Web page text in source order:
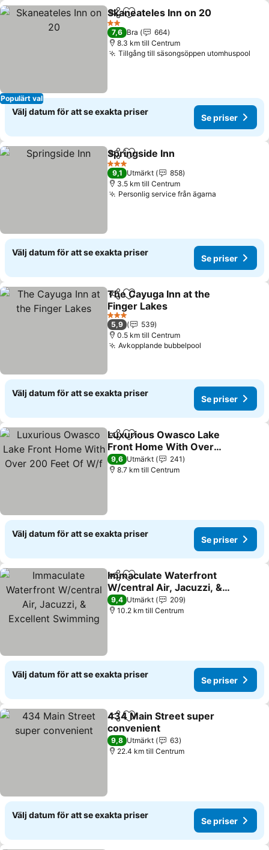
Populärt val
Dela Lägg till i Mina Favoriter
Skaneateles Inn on 20
2 Stjärnor
7,6 Bra
664
8.3 km till Centrum
Tillgång till säsongsöppen utomhuspool
Välj datum för att se exakta priser
Se priser
Dela Lägg till i Mina Favoriter
Springside Inn
3 Stjärnor
9,1 Utmärkt
858
3.5 km till Centrum
Personlig service från ägarna
Välj datum för att se exakta priser
Se priser
Dela Lägg till i Mina Favoriter
The Cayuga Inn at the
Finger Lakes
3 Stjärnor
5,9
539
0.5 km till Centrum
Avkopplande bubbelpool
Välj datum för att se exakta priser
Se priser
Dela Lägg till i Mina Favoriter
Luxurious Owasco Lake
Front Home With Over
200 Feet Of W/f
9,6 Utmärkt
241
8.7 km till Centrum
Välj datum för att se exakta priser
Se priser
Dela Lägg till i Mina Favoriter
Immaculate Waterfront
W/central Air, Jacuzzi, &
Excellent Swimming
9,4 Utmärkt
209
10.2 km till Centrum
Välj datum för att se exakta priser
Se priser
Dela Lägg till i Mina Favoriter
434 Main Street super
convenient
9,8 Utmärkt
63
22.4 km till Centrum
Välj datum för att se exakta priser
Se priser